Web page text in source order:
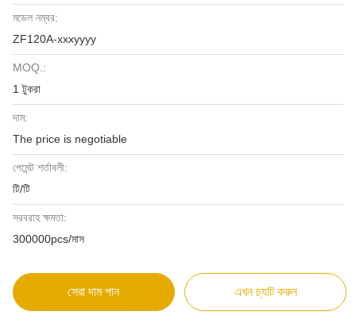
মডেল নম্বর:
ZF120A-xxxyyyy
MOQ.:
1 টুকরা
দাম:
The price is negotiable
পেমেন্ট শর্তাবলী:
টি/টি
সরবরাহ ক্ষমতা:
300000pcs/মাস
সেরা দাম পান এখন চ্যাট করুন